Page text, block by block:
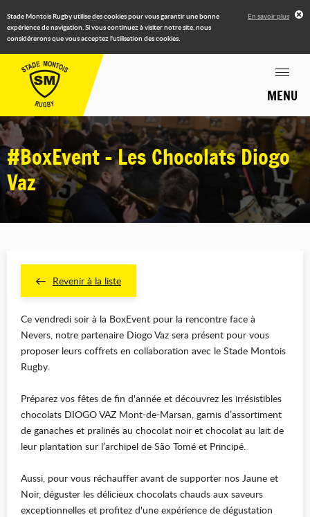
Stade Montois Rugby utilise des cookies pour vous garantir une bonne
expérience de navigation. Si vous continuez à visiter notre site, nous
considérerons que vous acceptez l'utilisation des cookies.
En savoir plus
MENU
#BoxEvent - Les Chocolats Diogo
Vaz
Revenir à la liste
Ce vendredi soir à la BoxEvent pour la rencontre face à
Nevers, notre partenaire Diogo Vaz sera présent pour vous
proposer leurs coffrets en collaboration avec le Stade Montois
Rugby.
Préparez vos fêtes de fin d'année et découvrez les irrésistibles
chocolats DIOGO VAZ Mont-de-Marsan, garnis d’assortiment
de ganaches et pralinés au chocolat noir et chocolat au lait de
leur plantation sur l’archipel de São Tomé et Principé.
Aussi, pour vous réchauffer avant de supporter nos Jaune et
Noir, déguster les délicieux chocolats chauds aux saveurs
exceptionnelles et profitez d'une expérience de dégustation